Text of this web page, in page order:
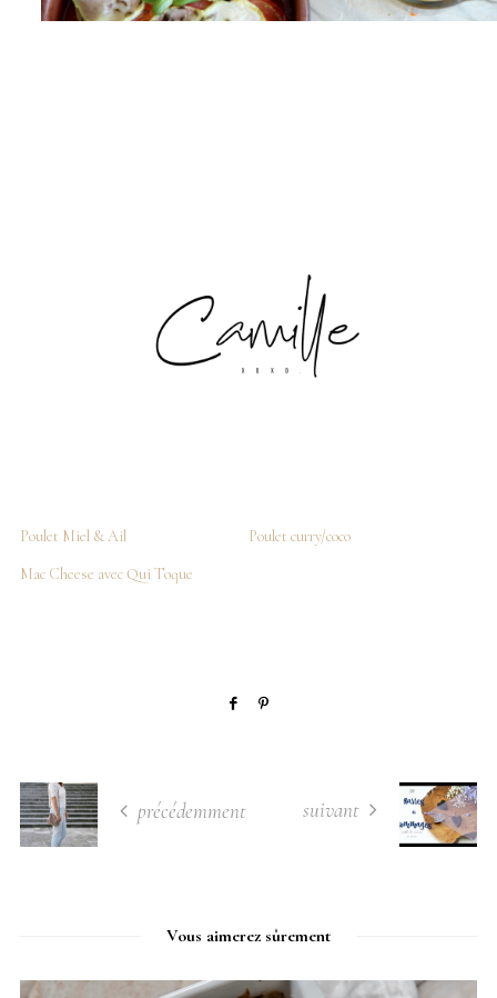
Poulet Miel & Ail
Poulet curry/coco
Mac Cheese avec Qui Toque
précédemment suivant
Vous aimerez sûrement